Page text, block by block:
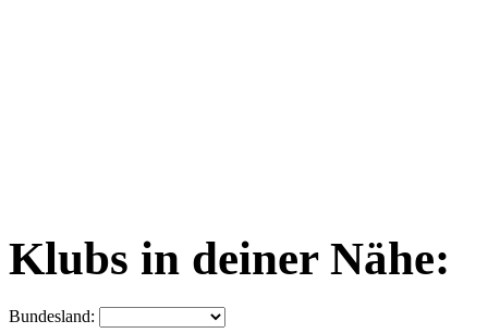
Klubs in deiner Nähe:
Bundesland: